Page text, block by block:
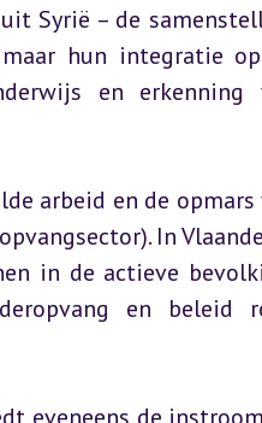
Syrië – de
maar hun integratie
en erkenning
arbeid en de opmars
In
in de actieve
en beleid